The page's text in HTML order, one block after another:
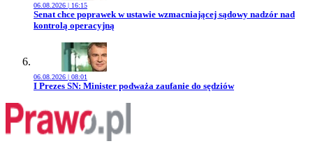
06.08.2026 | 16:15
Przejdź do artykułu:
Senat chce poprawek w ustawie wzmacniającej sądowy nadzór nad
kontrolą operacyjną
06.08.2026 | 08:01
Przejdź do artykułu:
I Prezes SN: Minister podważa zaufanie do sędziów